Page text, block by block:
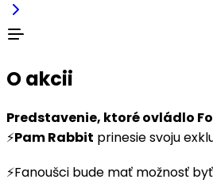
O akcii
Predstavenie, ktoré ovládlo
⚡️Pam Rabbit prinesie svoju
⚡️Fanoušci bude mať možnosť